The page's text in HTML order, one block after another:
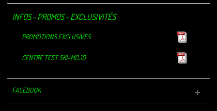
INFOS - PROMOS - EXCLUSIVITÉS
PROMOTIONS EXCLUSIVES
CENTRE TEST SKI-MOJO
FACEBOOK